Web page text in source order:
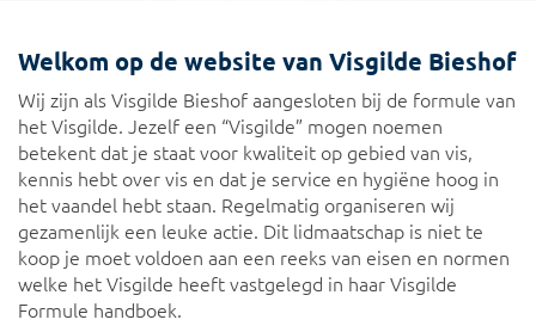
Welkom op de website van Visgilde Bieshof
Wij zijn als Visgilde Bieshof aangesloten bij de formule van
het Visgilde. Jezelf een “Visgilde” mogen noemen
betekent dat je staat voor kwaliteit op gebied van vis,
kennis hebt over vis en dat je service en hygiëne hoog in
het vaandel hebt staan. Regelmatig organiseren wij
gezamenlijk een leuke actie. Dit lidmaatschap is niet te
koop je moet voldoen aan een reeks van eisen en normen
welke het Visgilde heeft vastgelegd in haar Visgilde
Formule handboek.